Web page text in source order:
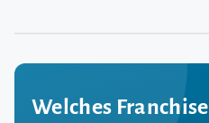
Welches Franchise